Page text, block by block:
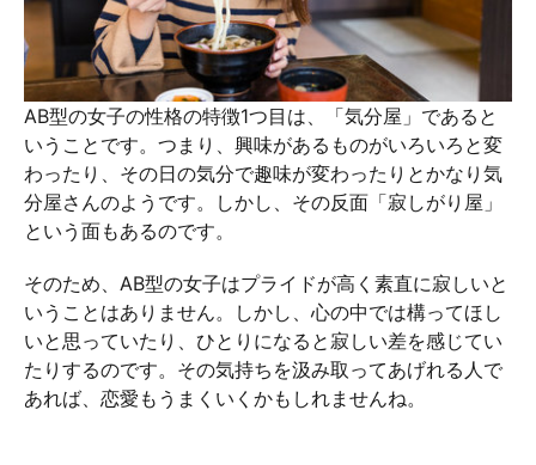
AB型の女子の性格の特徴1つ目は、「気分屋」であると
いうことです。つまり、興味があるものがいろいろと変
わったり、その日の気分で趣味が変わったりとかなり気
分屋さんのようです。しかし、その反面「寂しがり屋」
という面もあるのです。
そのため、AB型の女子はプライドが高く素直に寂しいと
いうことはありません。しかし、心の中では構ってほし
いと思っていたり、ひとりになると寂しい差を感じてい
たりするのです。その気持ちを汲み取ってあげれる人で
あれば、恋愛もうまくいくかもしれませんね。